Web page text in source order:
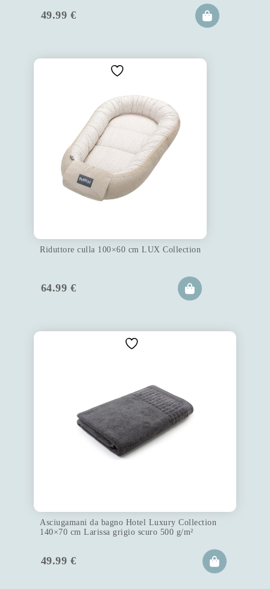
49.99 €
Riduttore culla 100×60 cm LUX Collection
64.99 €
Asciugamani da bagno Hotel Luxury Collection
140×70 cm Larissa grigio scuro 500 g/m²
49.99 €